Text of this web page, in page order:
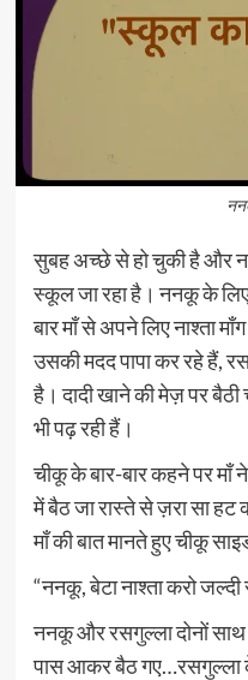
सुबह अच्छे से हो चुकी है और
स्कूल जा रहा है। ननकू के लिए
बार माँ से अपने लिए नाश्ता
उसकी मदद पापा कर रहे हैं,
है। दादी खाने की मेज़ पर
भी पढ़ रही हैं।
चीकू के बार-बार कहने पर माँ
में बैठ जा रास्ते से ज़रा सा हट
माँ की बात मानते हुए चीकू
“ननकू, बेटा नाश्ता करो
ननकू और रसगुल्ला दोनों
पास आकर बैठ गए…रसगुल्ला